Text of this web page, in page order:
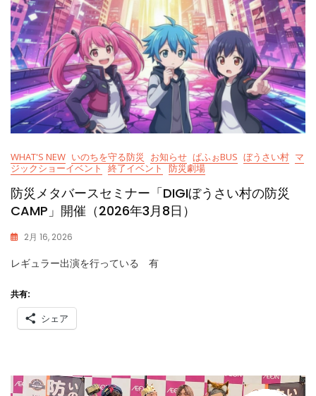
WHAT'S NEW いのちを守る防災 お知らせ ぱふぉBUS ぼうさい村 マ
ジックショーイベント 終了イベント 防災劇場
防災メタバースセミナー「DIGIぼうさい村の防災
CAMP」開催（2026年3月8日）
2月 16, 2026
A
レギュラー出演を行っている 有
共有:
シェア